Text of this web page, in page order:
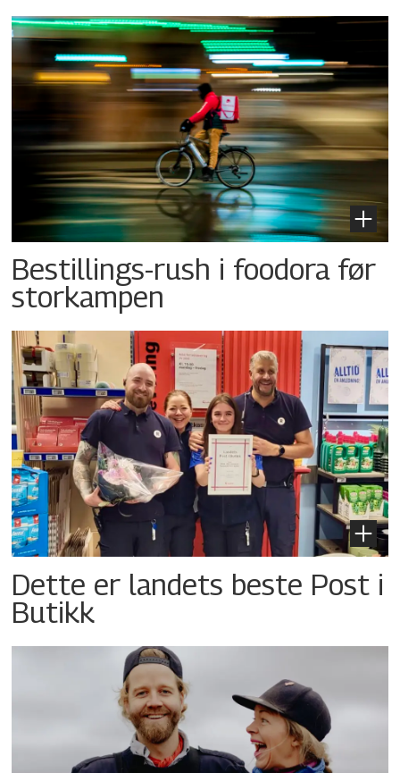
Bestillings-rush i foodora før
storkampen
Dette er landets beste Post i
Butikk